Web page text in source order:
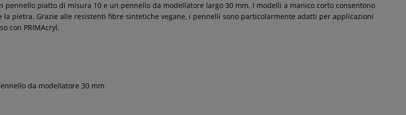
piatto di misura 10 e un pennello da modellatore largo 30 mm. I modelli a manico corto consentono
pietra. Grazie alle resistenti fibre sintetiche vegane, i pennelli sono particolarmente adatti per applicazioni
con PRIMAcryl.
da modellatore 30 mm